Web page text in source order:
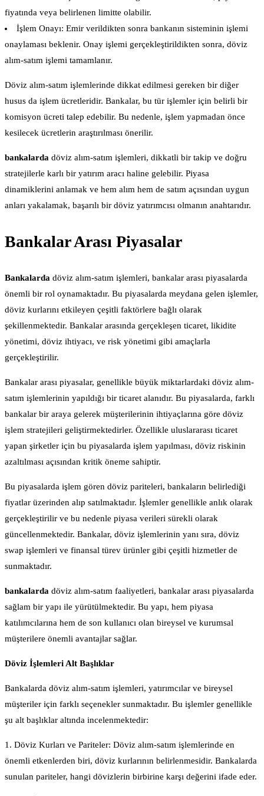
fiyatında veya belirlenen limitte olabilir.
İşlem Onayı: Emir verildikten sonra bankanın sisteminin işlemi
onaylaması beklenir. Onay işlemi gerçekleştirildikten sonra, döviz
alım-satım işlemi tamamlanır.
Döviz alım-satım işlemlerinde dikkat edilmesi gereken bir diğer
husus da işlem ücretleridir. Bankalar, bu tür işlemler için belirli bir
komisyon ücreti talep edebilir. Bu nedenle, işlem yapmadan önce
kesilecek ücretlerin araştırılması önerilir.
bankalarda döviz alım-satım işlemleri, dikkatli bir takip ve doğru
stratejilerle karlı bir yatırım aracı haline gelebilir. Piyasa
dinamiklerini anlamak ve hem alım hem de satım açısından uygun
anları yakalamak, başarılı bir döviz yatırımcısı olmanın anahtarıdır.
Bankalar Arası Piyasalar
Bankalarda döviz alım-satım işlemleri, bankalar arası piyasalarda
önemli bir rol oynamaktadır. Bu piyasalarda meydana gelen işlemler,
döviz kurlarını etkileyen çeşitli faktörlere bağlı olarak
şekillenmektedir. Bankalar arasında gerçekleşen ticaret, likidite
yönetimi, döviz ihtiyacı, ve risk yönetimi gibi amaçlarla
gerçekleştirilir.
Bankalar arası piyasalar, genellikle büyük miktarlardaki döviz alım-
satım işlemlerinin yapıldığı bir ticaret alanıdır. Bu piyasalarda, farklı
bankalar bir araya gelerek müşterilerinin ihtiyaçlarına göre döviz
işlem stratejileri geliştirmektedirler. Özellikle uluslararası ticaret
yapan şirketler için bu piyasalarda işlem yapılması, döviz riskinin
azaltılması açısından kritik öneme sahiptir.
Bu piyasalarda işlem gören döviz pariteleri, bankaların belirlediği
fiyatlar üzerinden alıp satılmaktadır. İşlemler genellikle anlık olarak
gerçekleştirilir ve bu nedenle piyasa verileri sürekli olarak
güncellenmektedir. Bankalar, döviz işlemlerinin yanı sıra, döviz
swap işlemleri ve finansal türev ürünler gibi çeşitli hizmetler de
sunmaktadır.
bankalarda döviz alım-satım faaliyetleri, bankalar arası piyasalarda
sağlam bir yapı ile yürütülmektedir. Bu yapı, hem piyasa
katılımcılarına hem de son kullanıcı olan bireysel ve kurumsal
müşterilere önemli avantajlar sağlar.
Döviz İşlemleri Alt Başlıklar
Bankalarda döviz alım-satım işlemleri, yatırımcılar ve bireysel
müşteriler için farklı seçenekler sunmaktadır. Bu işlemler genellikle
şu alt başlıklar altında incelenmektedir:
1. Döviz Kurları ve Pariteler: Döviz alım-satım işlemlerinde en
önemli etkenlerden biri, döviz kurlarının belirlenmesidir. Bankalarda
sunulan pariteler, hangi dövizlerin birbirine karşı değerini ifade eder.